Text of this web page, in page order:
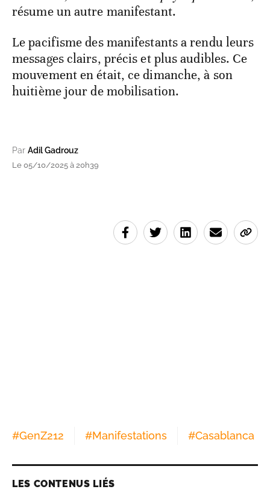
résume un autre manifestant.
Le pacifisme des manifestants a rendu leurs
messages clairs, précis et plus audibles. Ce
mouvement en était, ce dimanche, à son
huitième jour de mobilisation.
Par Adil Gadrouz
Le 05/10/2025 à 20h39
#GenZ212 #Manifestations #Casablanca
LES CONTENUS LIÉS